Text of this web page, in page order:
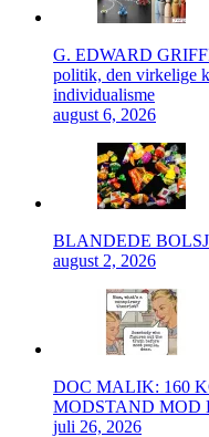
G. EDWARD
politik, den virkelige
individualisme
august 6, 2026
BLANDEDE
august 2, 2026
DOC MALIK: 160
MODSTAND
juli 26, 2026